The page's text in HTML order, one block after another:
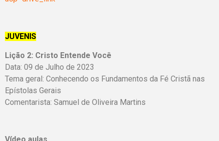
JUVENIS
Lição 2: Cristo Entende Você
Data: 09 de Julho de 2023
Tema geral: Conhecendo os Fundamentos da Fé Cristã nas
Epístolas Gerais
Comentarista: Samuel de Oliveira Martins